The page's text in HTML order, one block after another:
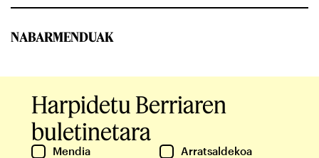
NABARMENDUAK
Harpidetu Berriaren
buletinetara
Mendia
Arratsaldekoa